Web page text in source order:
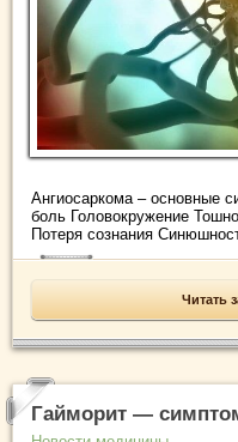
Ангиосаркома – основные
боль Головокружение
Потеря сознания
Читать
Гайморит —